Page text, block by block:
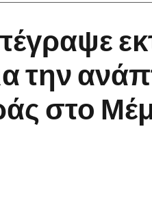
την
στο